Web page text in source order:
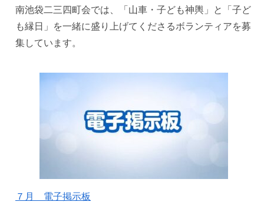
南池袋二三四町会では、「山車・子ども神輿」と「子ど
も縁日」を一緒に盛り上げてくださるボランティアを募
集しています。
７月 電子掲示板